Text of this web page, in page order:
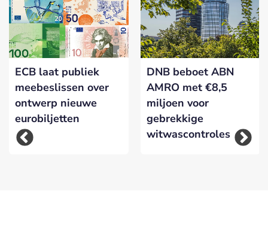
ECB laat publiek
meebeslissen over
ontwerp nieuwe
eurobiljetten
DNB beboet ABN
AMRO met €8,5
miljoen voor
gebrekkige
witwascontroles